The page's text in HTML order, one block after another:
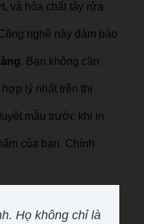
và hóa chất tẩy rửa
nghệ này đảm bảo
. Bạn không cần
lý nhất trên thị
mẫu trước khi in
của bạn. Chính
Họ không chỉ là